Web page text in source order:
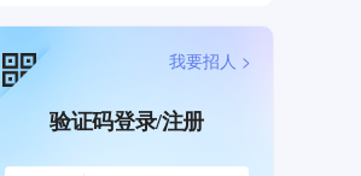
验证码登录/注册
我要招人 >